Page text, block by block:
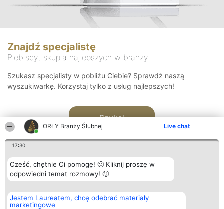
ORŁY Branży Ślubnej Live chat
17:30
Cześć, chętnie Ci pomogę! 🙂 Kliknij proszę w
odpowiedni temat rozmowy! 🙂
Jestem Laureatem, chcę odebrać materiały
marketingowe
Znajdź specjalistę
Plebiscyt skupia najlepszych w branży
Szukasz specjalisty w pobliżu Ciebie? Sprawdź naszą
wyszukiwarkę. Korzystaj tylko z usług najlepszych!
Szukaj
Organizator plebiscytu
Bright Side Solutions sp. z o.
o. sp. k.
Plebiscyt
Laureaci
Kontakt
Kontakt